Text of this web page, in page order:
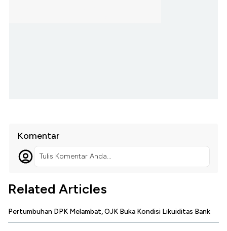
Komentar
Tulis Komentar Anda...
Related Articles
Pertumbuhan DPK Melambat, OJK Buka Kondisi Likuiditas Bank